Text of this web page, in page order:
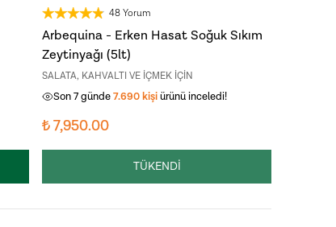
48 Yorum
Arbequina - Erken Hasat Soğuk Sıkım
Zeytinyağı (5lt)
SALATA, KAHVALTI VE İÇMEK İÇİN
Son 7 günde 753kişisepetine ekledi!
Son 7 günde7.690kişiürünü inceledi!
₺ 7,950.00
TÜKENDİ